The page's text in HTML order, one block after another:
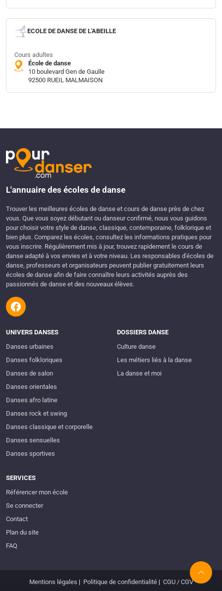
ECOLE DE DANSE DE L'ABEILLE
Cours adultes
École de danse
10 boulevard Gen de Gaulle
92500 RUEIL MALMAISON
L'annuaire des écoles de danse
Trouver les meilleures écoles de danse et cours de danse près de chez
vous. Que vous soyez débutant ou danseur confirmé, nous vous guidons
pour choisir votre style de danse, classique, contemporaine, folklorique et
bien plus. Comparez les écoles, consultez les informations pratiques pour
vous inscrire. Régulièrement mis à jour, trouvez rapidement le cours de
danse adapté à vos envies et à votre niveau. Les responsables d'écoles de
danse, professeurs et organisateurs peuvent publier gratuitement leurs
écoles de danse afin de faire connaître leurs activités auprès des
passionnés de danse et des nouveaux élèves.
UNIVERS DANSES
Danses urbaines
Danses folkloriques
Danses de salon
Danses orientales
Danses afro latine
Danses rock et swing
Danses classique et corporelle
Danses sensuelles
Danses sportives
DOSSIERS DANSE
Culture danse
Les métiers liés à la danse
La danse et moi
SERVICES
Référencer mon école
Se connecter
Contact
Plan du site
FAQ
Mentions légales | Politique de confidentialité| CGU / CGV